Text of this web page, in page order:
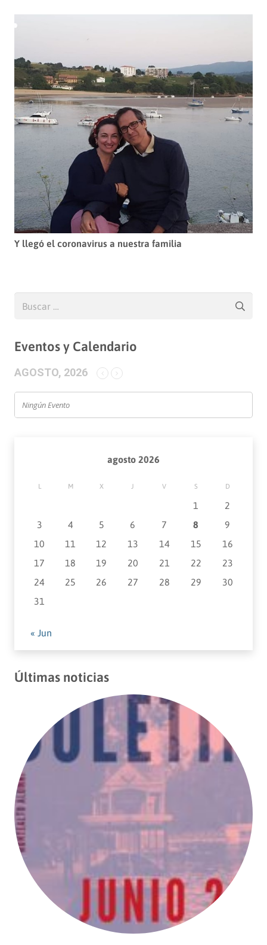
Y llegó el coronavirus a nuestra familia
Eventos y Calendario
AGOSTO, 2026
Ningún Evento
agosto 2026
L M X J V S D
1
2
3
4 5 6 7 8
9
10
11 12 13 14 15
16
17
18 19 20 21 22
23
24
25 26 27 28 29
30
31
« Jun
Últimas noticias